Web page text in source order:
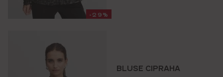
-29%
BLUSE CIPRAHA